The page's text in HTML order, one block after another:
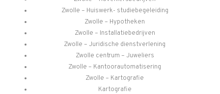
Zwolle – Huiswerk- studiebegeleiding
Zwolle – Hypotheken
Zwolle – Installatiebedrijven
Zwolle – Juridische dienstverlening
Zwolle centrum – Juweliers
Zwolle – Kantoorautomatisering
Zwolle – Kartografie
Kartografie